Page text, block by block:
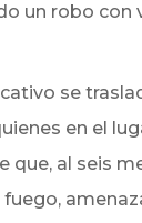
un robo con
se
en el
que, al seis